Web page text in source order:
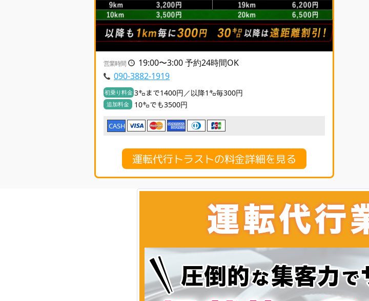
営業時間
19:00〜3:00 予約24時間OK
090-3882-1919
初乗り料金 3㌔まで1400円／以降1㌔毎300円
追加料金 10㌔でも3500円
CASH
運転代行トラストの料金詳細を見る